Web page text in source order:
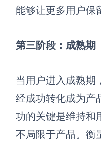
能够让更多用户保
第三阶段：成熟期
当用户进入成熟期
经成功转化成为产
功的关键是维持和
不局限于产品。衡